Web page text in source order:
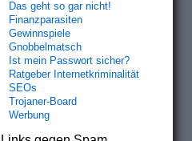
Das geht so gar nicht!
Finanzparasiten
Gewinnspiele
Gnobbelmatsch
Ist mein Passwort sicher?
Ratgeber Internetkriminalität
SEOs
Trojaner-Board
Werbung